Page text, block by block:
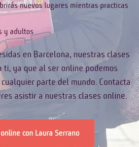
nuevos lugares mientras practicas
y adultos
en Barcelona, nuestras clases
ti, ya que al ser online podemos
parte del mundo. Contacta
asistir a nuestras clases online.
con Laura Serrano